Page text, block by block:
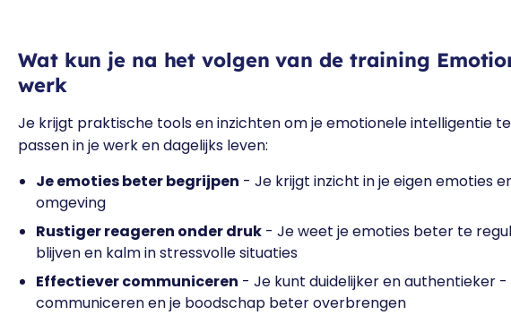
Wat kun je na het volgen van de training
werk
Je krijgt praktische tools en inzichten om je emotionele intelligentie
passen in je werk en dagelijks leven:
Je emoties beter begrijpen - Je krijgt inzicht in je eigen emoties
omgeving
Rustiger reageren onder druk - Je weet je emoties beter te
blijven en kalm in stressvolle situaties
Effectiever communiceren - Je kunt duidelijker en authentieker
communiceren en je boodschap beter overbrengen